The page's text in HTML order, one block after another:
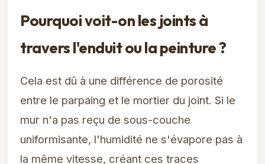
Pourquoi voit-on les joints à
travers l'enduit ou la peinture ?
Cela est dû à une différence de porosité
entre le parpaing et le mortier du joint. Si le
mur n'a pas reçu de sous-couche
uniformisante, l'humidité ne s'évapore pas à
la même vitesse, créant ces traces